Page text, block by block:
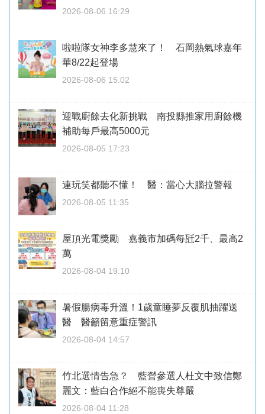
2026-08-06 16:29
啦啦隊女神李多慧來了！ 石岡熱氣球嘉年
華8/22起登場
2026-08-06 15:02
迎戰廚餘去化新挑戰 南投縣推家用廚餘機
補助每戶最高5000元
2026-08-05 17:23
連玩笑都聽不懂！ 醫：當心大腦拉警報
2026-08-05 11:35
屋頂光電獎勵 嘉義市加碼每瓩2千、最高2
萬
2026-08-04 19:10
暑假腸病毒升溫！1歲童睡夢反覆肌抽躍送
醫 醫籲留意重症警訊
2026-08-04 14:57
竹北選情告急？ 藍營參選人杜文中致信鄭
麗文：藍白合作絕不能喪失尊嚴
2026-08-04 11:28